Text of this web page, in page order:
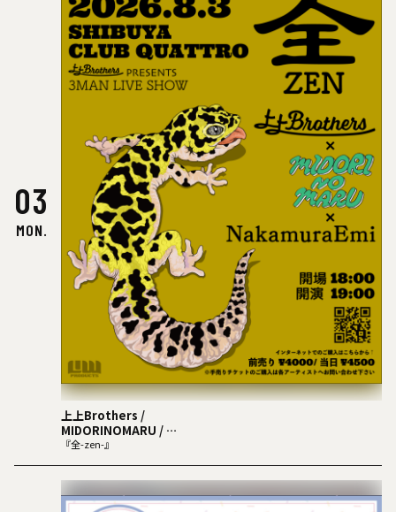
03
MON.
上上Brothers /
MIDORINOMARU /
NakamuraEmi
『全-zen-』